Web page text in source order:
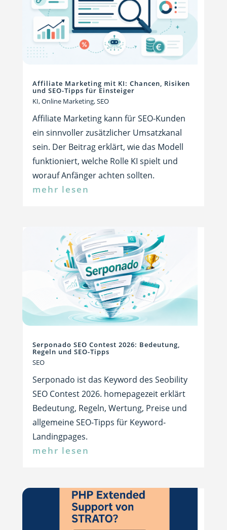
Affiliate Marketing mit KI: Chancen, Risiken
und SEO-Tipps für Einsteiger
KI,Online Marketing,SEO
Affiliate Marketing kann für SEO-Kunden
ein sinnvoller zusätzlicher Umsatzkanal
sein. Der Beitrag erklärt, wie das Modell
funktioniert, welche Rolle KI spielt und
worauf Anfänger achten sollten.
mehr lesen
Serponado SEO Contest 2026: Bedeutung,
Regeln und SEO-Tipps
SEO
Serponado ist das Keyword des Seobility
SEO Contest 2026. homepagezeit erklärt
Bedeutung, Regeln, Wertung, Preise und
allgemeine SEO-Tipps für Keyword-
Landingpages.
mehr lesen